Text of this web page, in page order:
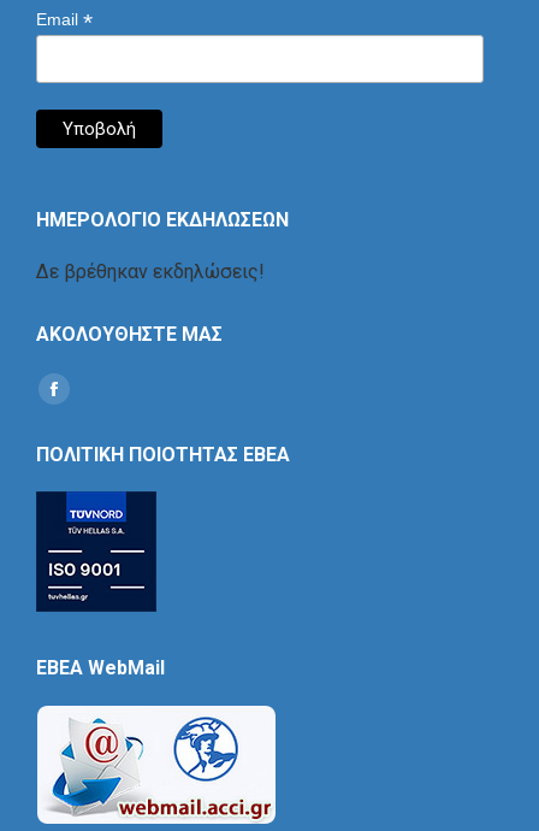
Email *
ΗΜΕΡΟΛΟΓΙΟ ΕΚΔΗΛΩΣΕΩΝ
Δε βρέθηκαν εκδηλώσεις!
ΑΚΟΛΟΥΘΗΣΤΕ ΜΑΣ
Find us on:
Social
ΠΟΛΙΤΙΚΗ ΠΟΙΟΤΗΤΑΣ ΕΒΕΑ
EBEA WebMail